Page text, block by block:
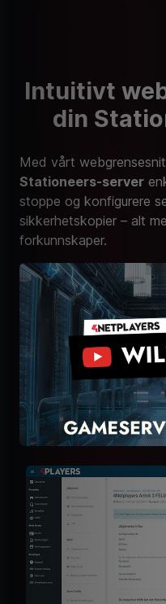
Intuitivt
din
Med vårt
Stationeers-server
stoppe og konfigurere
sikkerhetskopier – alt
forkunnskaper.